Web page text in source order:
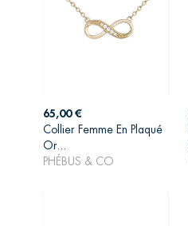
Prix
65,00 €
Collier Femme En Plaqué
Or...
PHÉBUS & CO
AJOUTER AU